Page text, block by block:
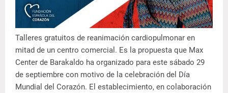
Talleres gratuitos de reanimación cardiopulmonar en
mitad de un centro comercial. Es la propuesta que Max
Center de Barakaldo ha organizado para este sábado 29
de septiembre con motivo de la celebración del Día
Mundial del Corazón. El establecimiento, en colaboración